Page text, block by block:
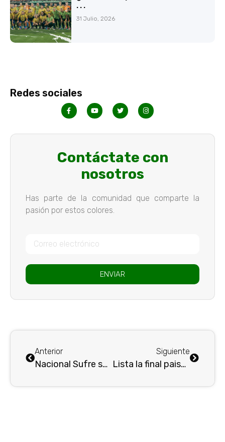
. . .
31 Julio, 2026
Redes sociales
Contáctate con
nosotros
Has parte de la comunidad que comparte la
pasión por estos colores.
ENVIAR
Anterior
Nacional Sufre su Primera Derrota con Diego Arias en la Última Jornada
Siguiente
Lista la final paisa, Nacional bailó al America y se clasificó a la final de la Copa Bet Play